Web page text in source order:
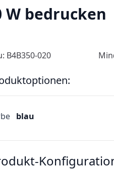
bedrucken
B4B350-020
blau